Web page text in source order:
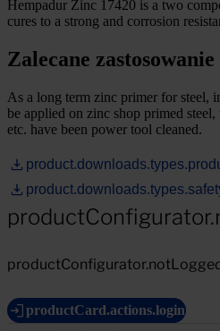
Hempadur Zinc 17420 is a two
cures to a strong and corrosion
Zalecane zastosowanie
As a long term zinc primer for steel,
be applied on zinc shop primed
etc. have been power tool cleaned.
productCard.actions.login